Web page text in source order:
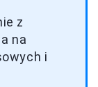
z
na
i